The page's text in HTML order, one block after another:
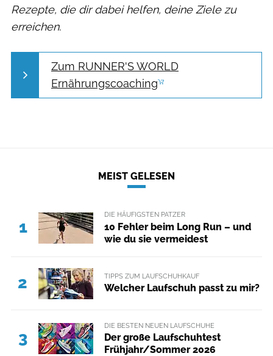
Rezepte, die dir dabei helfen, deine Ziele zu
erreichen.
Zum RUNNER'S WORLD
Ernährungscoaching
MEIST GELESEN
1
DIE HÄUFIGSTEN PATZER
10 Fehler beim Long Run – und
wie du sie vermeidest
2 TIPPS ZUM LAUFSCHUHKAUF
Welcher Laufschuh passt zu mir?
3
DIE BESTEN NEUEN LAUFSCHUHE
Der große Laufschuhtest
Frühjahr/Sommer 2026